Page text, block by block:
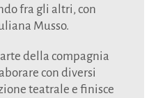
fra gli altri, con
Musso.
della compagnia
con diversi
teatrale e finisce